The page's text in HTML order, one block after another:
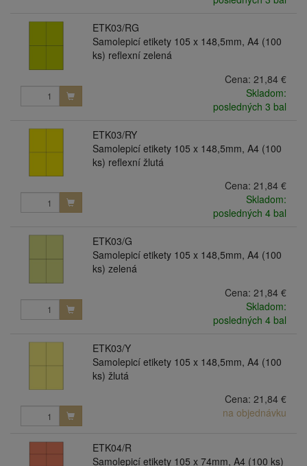
ETK03/RG
Samolepicí etikety 105 x 148,5mm, A4 (100
ks) reflexní zelená
Cena: 21,84 €
Skladom:
posledných 3 bal
ETK03/RY
Samolepicí etikety 105 x 148,5mm, A4 (100
ks) reflexní žlutá
Cena: 21,84 €
Skladom:
posledných 4 bal
ETK03/G
Samolepicí etikety 105 x 148,5mm, A4 (100
ks) zelená
Cena: 21,84 €
Skladom:
posledných 4 bal
ETK03/Y
Samolepicí etikety 105 x 148,5mm, A4 (100
ks) žlutá
Cena: 21,84 €
na objednávku
ETK04/R
Samolepicí etikety 105 x 74mm, A4 (100 ks)